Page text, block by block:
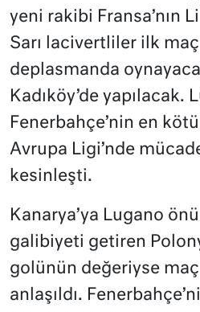
yeni rakibi Fransa’nın
Sarı lacivertliler ilk
deplasmanda
Kadıköy’de yapılacak.
Fenerbahçe’nin en
Avrupa Ligi’nde
kesinleşti.
Kanarya’ya Lugano
galibiyeti getiren
golünün değeriyse
anlaşıldı.